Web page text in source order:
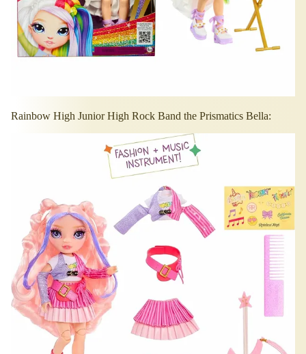
Rainbow High Junior High Rock Band the Prismatics Bella: